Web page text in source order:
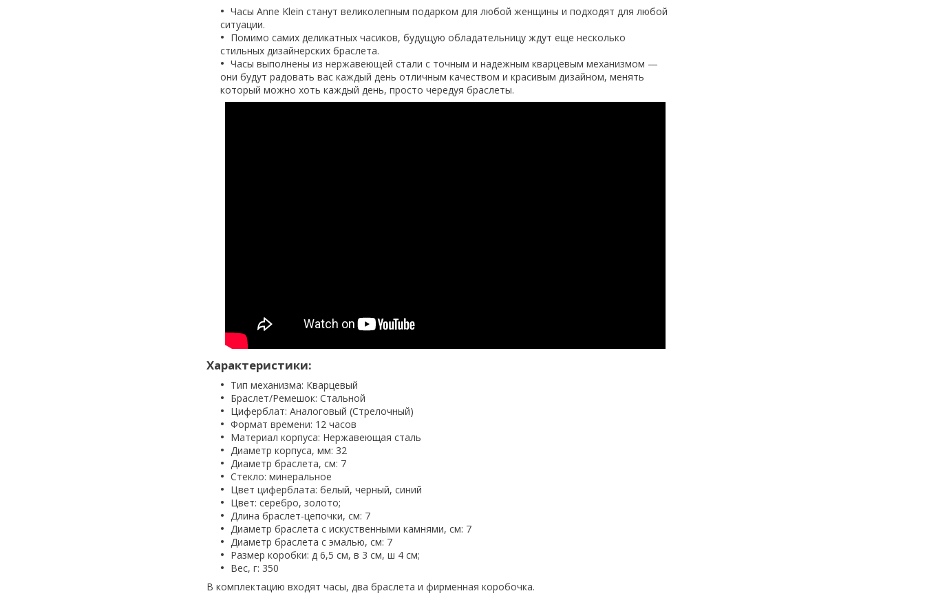
Часы Anne Klein станут великолепным подарком для любой женщины и подходят для любой
ситуации.
Помимо самих деликатных часиков, будущую обладательницу ждут еще несколько
стильных дизайнерских браслета.
Часы выполнены из нержавеющей стали с точным и надежным кварцевым механизмом —
они будут радовать вас каждый день отличным качеством и красивым дизайном, менять
который можно хоть каждый день, просто чередуя браслеты.
Характеристики:
Тип механизма: Кварцевый
Браслет/Ремешок: Стальной
Циферблат: Аналоговый (Стрелочный)
Формат времени: 12 часов
Материал корпуса: Нержавеющая сталь
Диаметр корпуса, мм: 32
Диаметр браслета, см: 7
Стекло: минерaльное
Цвет циферблата: белый, черный, синий
Цвет: серебро, золото;
Длина браслет-цепочки, см: 7
Диаметр браслета с искуственными камнями, см: 7
Диаметр браслета с эмалью, см: 7
Размер коробки: д 6,5 см, в 3 см, ш 4 см;
Вес, г: 350
В комплектацию входят часы, два браслета и фирменная коробочка.